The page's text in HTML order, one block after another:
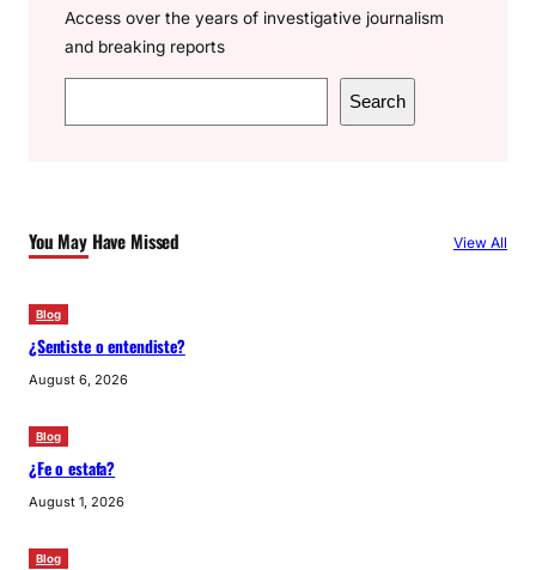
Access over the years of investigative journalism
and breaking reports
e
h
Search
You May Have Missed View All
Blog
¿Sentiste o entendiste?
August 6, 2026
Blog
¿Fe o estafa?
August 1, 2026
Blog